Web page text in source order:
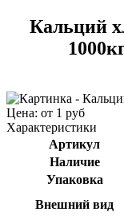
Кальций
Цена: от 1 руб
Характеристики
Артикул
Наличие
Упаковка
Внешний вид